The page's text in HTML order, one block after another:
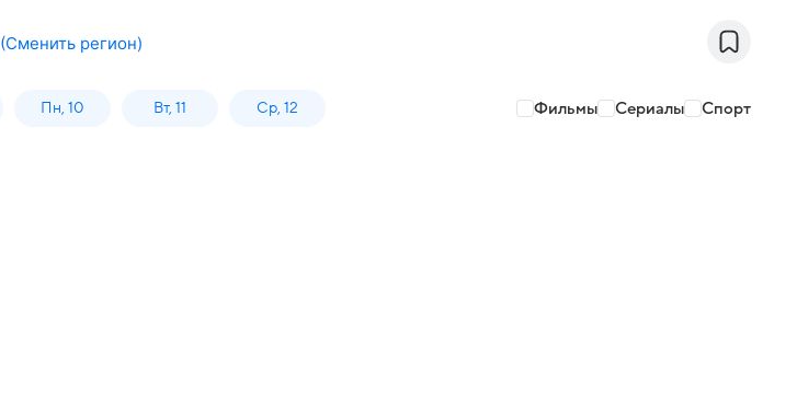
(Сменить регион)
Пн, 10 Вт, 11 Ср, 12 Фильмы Сериалы Спорт